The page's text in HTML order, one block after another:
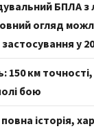
БПЛА з
огляд
у
150 км
бою
історія,